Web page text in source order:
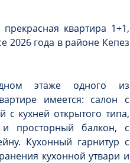
квартира 1+1,
2026 года в районе Кепез
этаже одного из
имеется: салон с
кухней открытого типа,
просторный балкон, с
Кухонный гарнитур с
кухонной утвари и